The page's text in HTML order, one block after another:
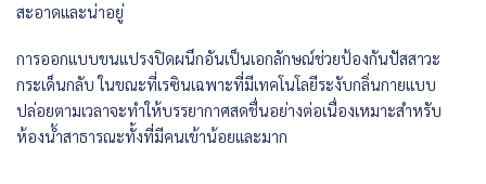
สะอาดและน่าอยู่
การออกแบบขนแปรงปิดผนึกอันเป็นเอกลักษณ์ช่วยป้องกันปัสสาวะ
กระเด็นกลับ ในขณะที่เรซินเฉพาะที่มีเทคโนโลยีระงับกลิ่นกายแบบ
ปล่อยตามเวลาจะทำให้บรรยากาศสดชื่นอย่างต่อเนื่องเหมาะสำหรับ
ห้องน้ำสาธารณะทั้งที่มีคนเข้าน้อยและมาก